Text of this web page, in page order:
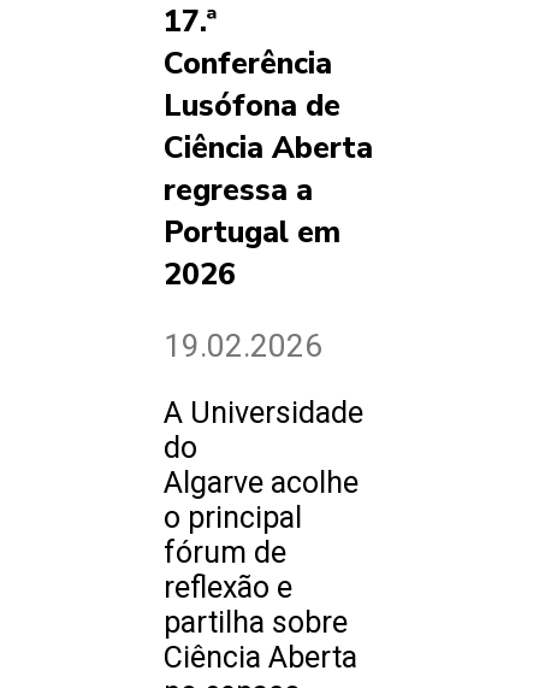
17.ª
Conferência
Lusófona de
Ciência Aberta
regressa a
Portugal em
2026
19.02.2026
A Universidade
do
Algarve acolhe
o principal
fórum de
reflexão e
partilha sobre
Ciência Aberta